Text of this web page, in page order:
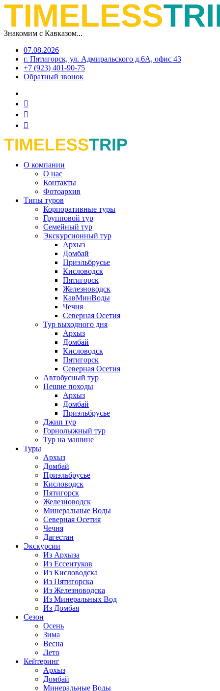
Знакомим с Кавказом...
07.08.2026
г. Пятигорск, ул. Адмиральского д.6А, офис 43
+7 (923) 401-90-75
Обратный звонок
О компании
О нас
Контакты
Фотоархив
Типы туров
Корпоративные туры
Групповой тур
Семейный тур
Экскурсионный тур
Архыз
Домбай
Приэльбрусье
Кисловодск
Пятигорск
Железноводск
КавМинВоды
Чечня
Северная Осетия
Тур выходного дня
Архыз
Домбай
Кисловодск
Пятигорск
Северная Осетия
Автобусный тур
Пешие походы
Архыз
Домбай
Приэльбрусье
Джип тур
Горнолыжный тур
Тур на машине
Туры
Архыз
Домбай
Приэльбрусье
Кисловодск
Пятигорск
Железноводск
Минеральные Воды
Северная Осетия
Чечня
Дагестан
Экскурсии
Из Архыза
Из Ессентуков
Из Кисловодска
Из Пятигорска
Из Железноводска
Из Минеральных Вод
Из Домбая
Сезон
Осень
Зима
Весна
Лето
Кейтеринг
Архыз
Домбай
Минеральные Воды